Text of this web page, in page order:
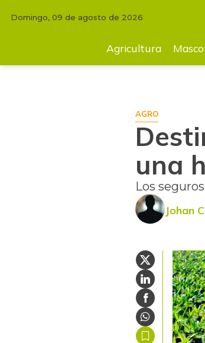
Destine $7 millones si
Domingo, 09 de agosto de 2026
Agricultura
AGRO
una
Los
Johan